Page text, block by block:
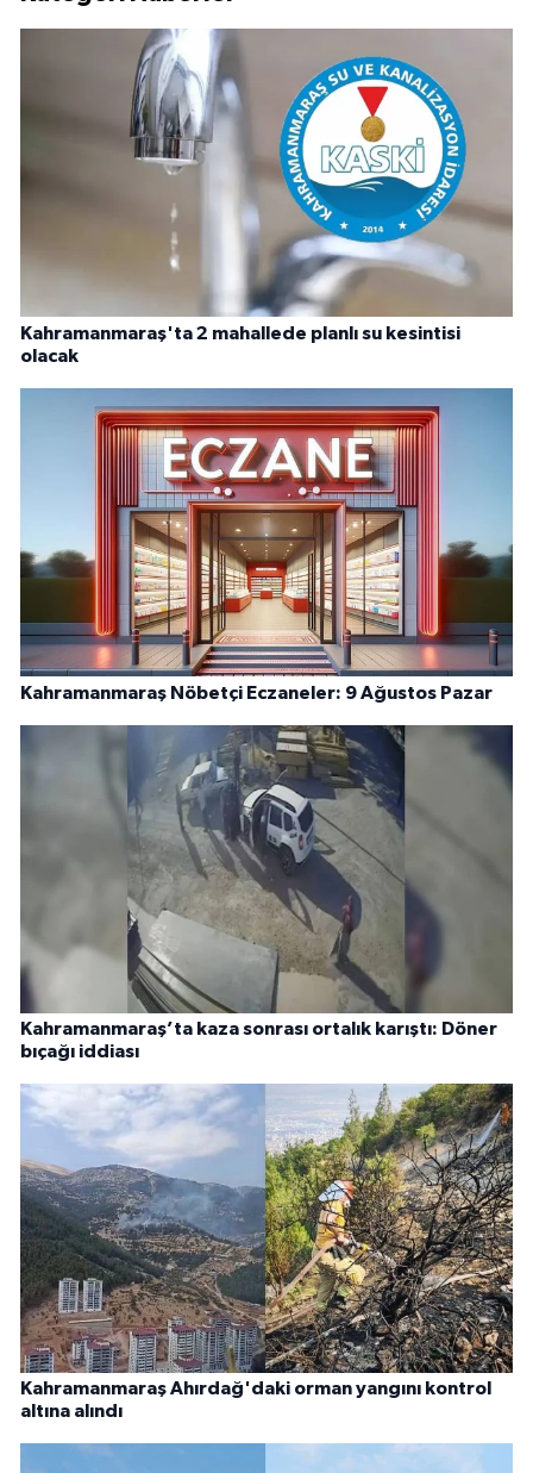
Kahramanmaraş'ta 2 mahallede planlı su kesintisi
olacak
Kahramanmaraş Nöbetçi Eczaneler: 9 Ağustos Pazar
Kahramanmaraş’ta kaza sonrası ortalık karıştı: Döner
bıçağı iddiası
Kahramanmaraş Ahırdağ'daki orman yangını kontrol
altına alındı